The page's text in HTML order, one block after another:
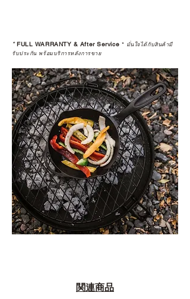
*FULL WARRANTY & After Service * มั่นใจได้กับสินค้ามี
รับประกัน พร้อมบริการหลังการขาย
関連商品